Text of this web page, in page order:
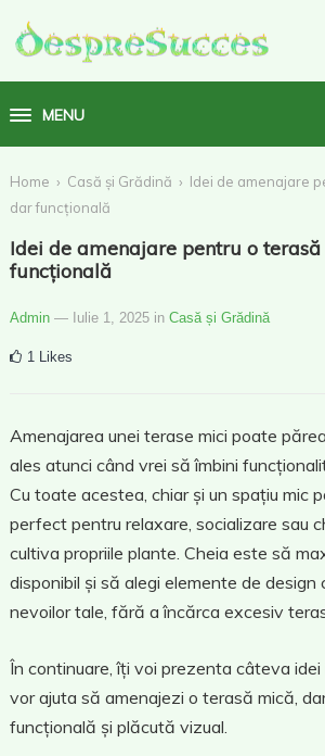
MENU
Home › Casă și Grădină › Idei de amenajare
dar funcțională
Idei de amenajare pentru o
funcțională
Admin — Iulie 1, 2025 in Casă și Grădină
1 Likes
Amenajarea unei terase mici poate
ales atunci când vrei să îmbini
Cu toate acestea, chiar și un spațiu mic
perfect pentru relaxare, socializare sau
cultiva propriile plante. Cheia este să
disponibil și să alegi elemente de design
nevoilor tale, fără a încărca excesiv
În continuare, îți voi prezenta câteva
vor ajuta să amenajezi o terasă mică,
funcțională și plăcută vizual.